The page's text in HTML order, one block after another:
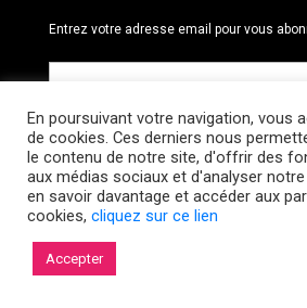
Entrez votre adresse email pour vous
© 2026 Le BLOCK · CCNR. Tous
En poursuivant votre navigation, vous
de cookies. Ces derniers nous
le contenu de notre site, d'offrir des
aux médias sociaux et d'analyser
en savoir davantage et accéder aux
cookies, cliquez sur ce lien
Accepter